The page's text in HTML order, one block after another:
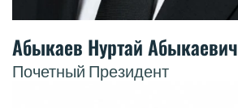
Абыкаев Нуртай Абыкаевич
Почетный Президент